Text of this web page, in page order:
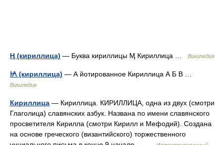
Ӊ (кириллица) — Буква кириллицы Ӎ Кириллица … Википедия
Ꙗ (кириллица) — А йотированное Кириллица А Б В …
Википедия
Кириллица — Кириллица. КИРИЛЛИЦА, одна из двух (смотри
Глаголица) славянских азбук. Названа по имени славянского
просветителя Кирилла (смотри Кирилл и Мефодий). Создана
на основе греческого (византийского) торжественного